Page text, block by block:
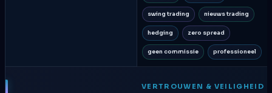
swing trading nieuws trading
hedging zero spread
geen commissie professioneel
VERTROUWEN & VEILIGHEID